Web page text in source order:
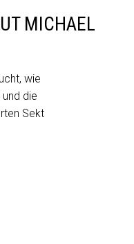
MICHAEL
wie
die
Sekt